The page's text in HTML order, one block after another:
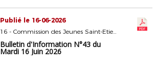
Publié le 16-06-2026
16 - Commission des Jeunes Saint-Etienne
Bulletin d'Information N°43 du
Mardi 16 Juin 2026